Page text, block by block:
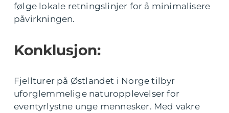
følge lokale retningslinjer for å minimalisere
påvirkningen.
Konklusjon:
Fjellturer på Østlandet i Norge tilbyr
uforglemmelige naturopplevelser for
eventyrlystne unge mennesker. Med vakre